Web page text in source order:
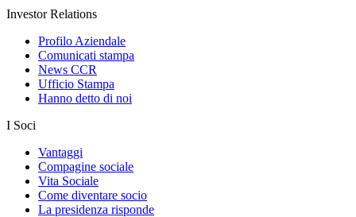
Investor Relations
Profilo Aziendale
Comunicati stampa
News CCR
Ufficio Stampa
Hanno detto di noi
I Soci
Vantaggi
Compagine sociale
Vita Sociale
Come diventare socio
La presidenza risponde